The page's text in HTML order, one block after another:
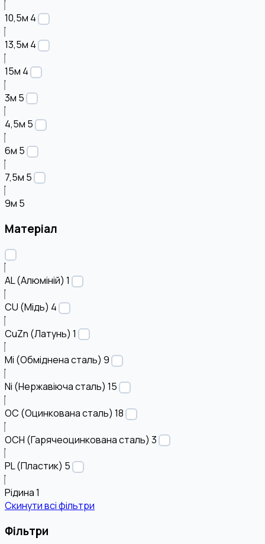
10,5м 4
13,5м 4
15м 4
3м 5
4,5м 5
6м 5
7,5м 5
9м 5
Матеріал
AL (Алюміній) 1
CU (Мідь) 4
CuZn (Латунь) 1
Mi (Обміднена сталь) 9
Ni (Нержавіюча сталь) 15
OC (Оцинкована сталь) 18
OCH (Гарячеоцинкована сталь) 3
PL (Пластик) 5
Рідина1
Скинути всі фільтри
Фільтри